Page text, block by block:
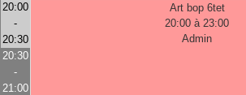
20:00
-
20:30
Art bop 6tet
20:00 à 23:00
Admin
20:30
-
21:00